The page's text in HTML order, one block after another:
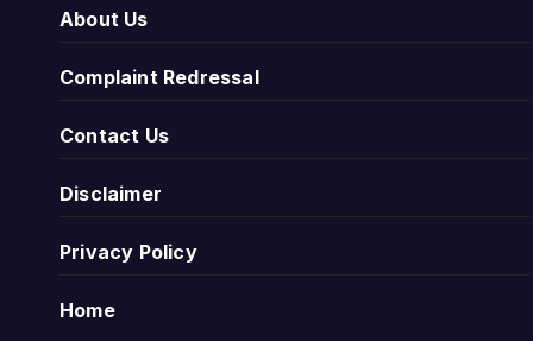
About Us
Complaint Redressal
Contact Us
Disclaimer
Privacy Policy
Home